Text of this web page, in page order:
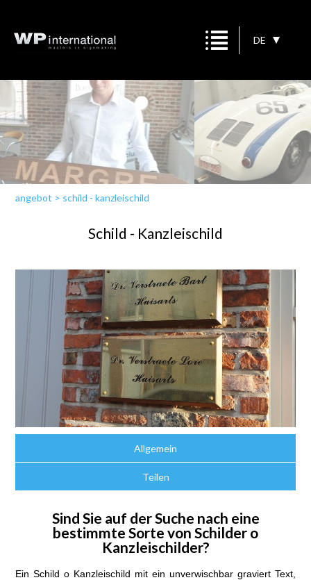
DE
angebot > schild - kanzleischild
Schild - Kanzleischild
Allgemein
Teilen
Sind Sie auf der Suche nach eine
bestimmte Sorte von Schilder o
Kanzleischilder?
Ein Schild o Kanzleischild mit ein unverwischbar graviert Text,